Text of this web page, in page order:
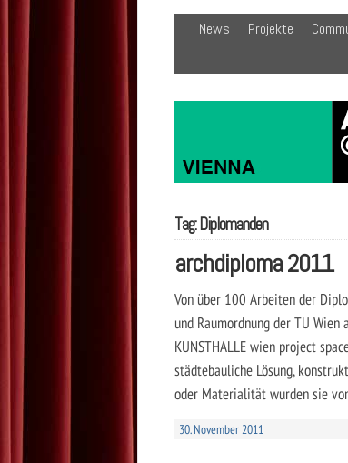
News Projekte
Tag: Diplomanden
archdiploma 2011
Von über 100 Arbeiten der
und Raumordnung der TU
KUNSTHALLE wien project
städtebauliche Lösung,
oder Materialität wurden sie
30. November 2011